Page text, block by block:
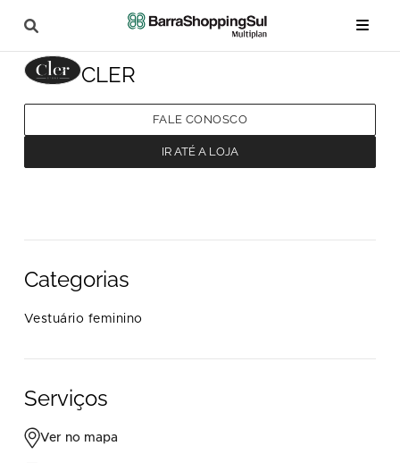
CLER
FALE CONOSCO
IR ATÉ A LOJA
Categorias
Vestuário feminino
Serviços
Ver no mapa